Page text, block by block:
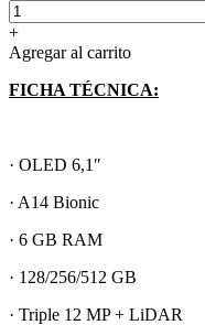
+
Agregar al carrito
FICHA TÉCNICA:
· OLED 6,1″
· A14 Bionic
· 6 GB RAM
· 128/256/512 GB
· Triple 12 MP + LiDAR